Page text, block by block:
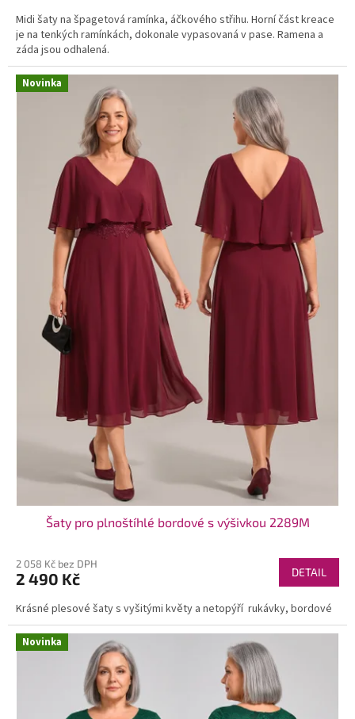
Midi šaty na špagetová ramínka, áčkového střihu. Horní část kreace
je na tenkých ramínkách, dokonale vypasovaná v pase. Ramena a
záda jsou odhalená.
Novinka
Šaty pro plnoštíhlé bordové s výšivkou 2289M
2 058 Kč bez DPH
2 490 Kč DETAIL
Krásné plesové šaty s vyšitými květy a netopýří rukávky, bordové
Novinka